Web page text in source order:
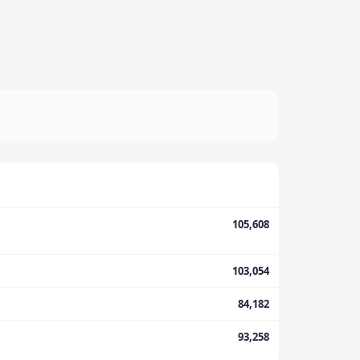
105,608
103,054
84,182
93,258